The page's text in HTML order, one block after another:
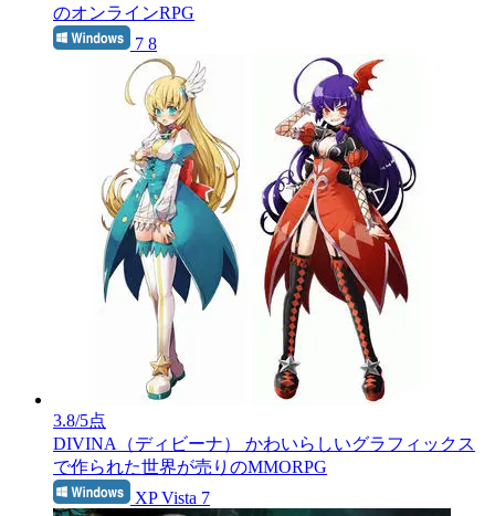
のオンラインRPG
7 8
3.8/5点
DIVINA（ディビーナ）
かわいらしいグラフィックス
で作られた世界が売りのMMORPG
XP Vista 7